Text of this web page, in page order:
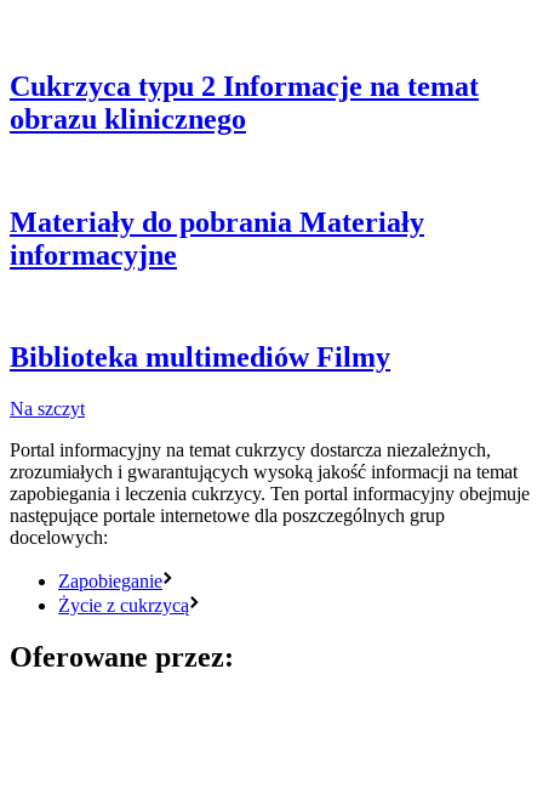
Cukrzyca typu 2 Informacje na temat
obrazu klinicznego
Materiały do pobrania Materiały
informacyjne
Biblioteka multimediówFilmy
Na szczyt
Portal informacyjny na temat cukrzycy dostarcza niezależnych,
zrozumiałych i gwarantujących wysoką jakość informacji na temat
zapobiegania i leczenia cukrzycy. Ten portal informacyjny obejmuje
następujące portale internetowe dla poszczególnych grup
docelowych:
Zapobieganie
Życie z cukrzycą
Oferowane przez: